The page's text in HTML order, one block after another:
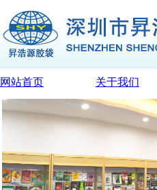
网站首页 关于我们